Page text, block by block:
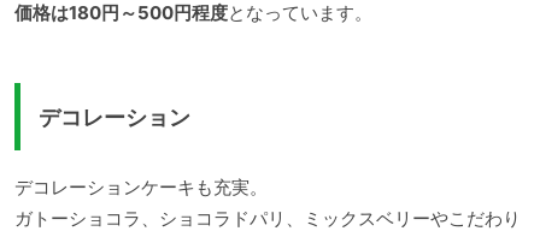
価格は180円～500円程度となっています。
デコレーション
デコレーションケーキも充実。
ガトーショコラ、ショコラドパリ、ミックスベリーやこだわり